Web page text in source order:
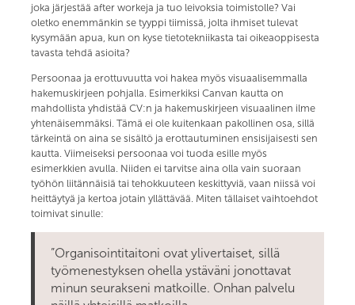
joka järjestää after workeja ja tuo leivoksia toimistolle? Vai
oletko enemmänkin se tyyppi tiimissä, jolta ihmiset tulevat
kysymään apua, kun on kyse tietotekniikasta tai oikeaoppisesta
tavasta tehdä asioita?
Persoonaa ja erottuvuutta voi hakea myös visuaalisemmalla
hakemuskirjeen pohjalla. Esimerkiksi Canvan kautta on
mahdollista yhdistää CV:n ja hakemuskirjeen visuaalinen ilme
yhtenäisemmäksi. Tämä ei ole kuitenkaan pakollinen osa, sillä
tärkeintä on aina se sisältö ja erottautuminen ensisijaisesti sen
kautta. Viimeiseksi persoonaa voi tuoda esille myös
esimerkkien avulla. Niiden ei tarvitse aina olla vain suoraan
työhön liitännäisiä tai tehokkuuteen keskittyviä, vaan niissä voi
heittäytyä ja kertoa jotain yllättävää. Miten tällaiset vaihtoehdot
toimivat sinulle:
”Organisointitaitoni ovat ylivertaiset, sillä
työmenestyksen ohella ystäväni jonottavat
minun seurakseni matkoille. Onhan palvelu